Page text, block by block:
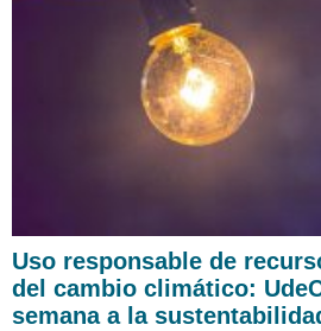
Uso responsable de
del cambio climático:
semana a la